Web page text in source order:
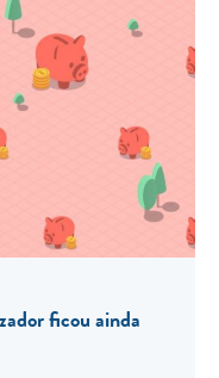
ficou ainda